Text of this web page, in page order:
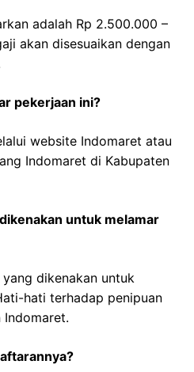
adalah Rp 2.500.000 –
akan disesuaikan dengan
pekerjaan ini?
website Indomaret atau
Indomaret di Kabupaten
untuk melamar
dikenakan untuk
hati terhadap penipuan
Indomaret.